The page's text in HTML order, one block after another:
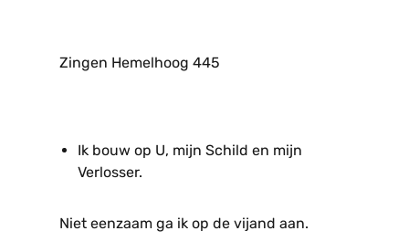
Zingen Hemelhoog 445
Ik bouw op U, mijn Schild en mijn
Verlosser.
Niet eenzaam ga ik op de vijand aan.